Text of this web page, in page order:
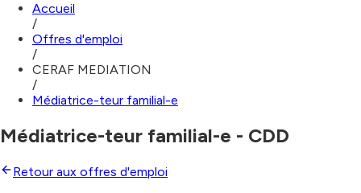
Accueil
/
Offres d'emploi
/
CERAF MEDIATION
/
Médiatrice-teur familial-e
Médiatrice-teur familial-e - CDD
Retour aux offres d'emploi